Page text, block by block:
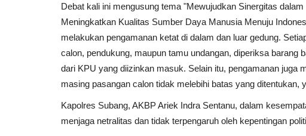
Debat kali ini mengusung tema "Mewujudkan Sinergitas
Meningkatkan Kualitas Sumber Daya Manusia Menuju
melakukan pengamanan ketat di dalam dan luar gedung.
calon, pendukung, maupun tamu undangan, diperiksa
dari KPU yang diizinkan masuk. Selain itu, pengamanan juga
masing pasangan calon tidak melebihi batas yang ditentukan,
Kapolres Subang, AKBP Ariek Indra Sentanu, dalam
menjaga netralitas dan tidak terpengaruh oleh kepentingan